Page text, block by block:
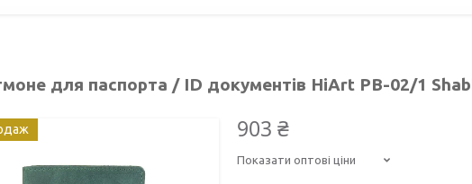
для паспорта / ID документів HiArt PB-02/1
903 ₴
Показати оптові ціни